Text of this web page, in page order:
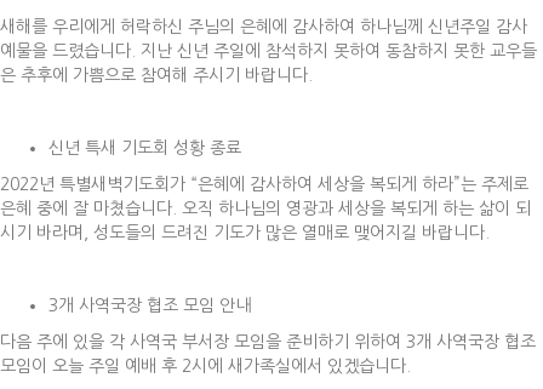
새해를 우리에게 허락하신 주님의 은혜에 감사하여 하나님께 신년주일 감사
예물을 드렸습니다. 지난 신년 주일에 참석하지 못하여 동참하지 못한 교우들
은 추후에 가쁨으로 참여해 주시기 바랍니다.
신년 특새 기도회 성황 종료
2022년 특별새벽기도회가 “은혜에 감사하여 세상을 복되게 하라”는 주제로
은혜 중에 잘 마쳤습니다. 오직 하나님의 영광과 세상을 복되게 하는 삶이 되
시기 바라며, 성도들의 드려진 기도가 많은 열매로 맺어지길 바랍니다.
3개 사역국장 협조 모임 안내
다음 주에 있을 각 사역국 부서장 모임을 준비하기 위하여 3개 사역국장 협조
모임이 오늘 주일 예배 후 2시에 새가족실에서 있겠습니다.